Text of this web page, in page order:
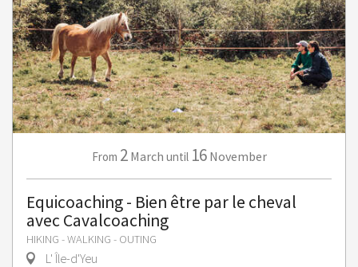
From 2 March until 16 November
Equicoaching - Bien être par le cheval
avec Cavalcoaching
HIKING - WALKING - OUTING
L' Île-d'Yeu